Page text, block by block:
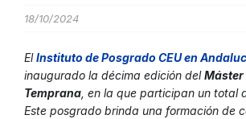
18/10/2024
ElInstituto de Posgrado CEU en
inaugurado la décima edición delMáster
Temprana , en la que participan un total
Este posgrado brinda una formación de